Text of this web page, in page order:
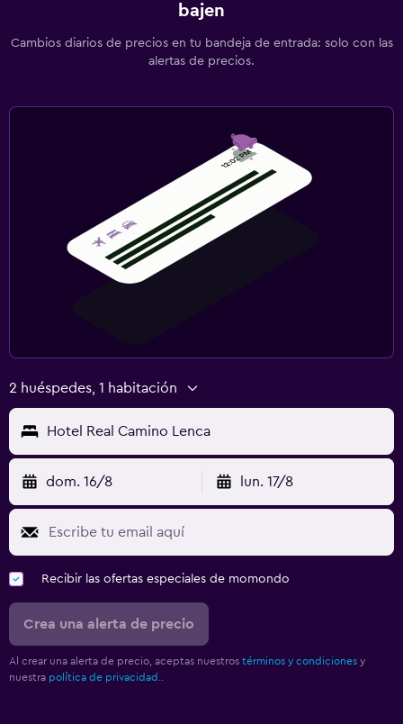
bajen
Cambios diarios de precios en tu bandeja de entrada: solo con las
alertas de precios.
2 huéspedes, 1 habitación
Hotel Real Camino Lenca
dom. 16/8 lun. 17/8
Recibir las ofertas especiales de momondo
Crea una alerta de precio
Al crear una alerta de precio, aceptas nuestros términos y condiciones y
nuestra política de privacidad.